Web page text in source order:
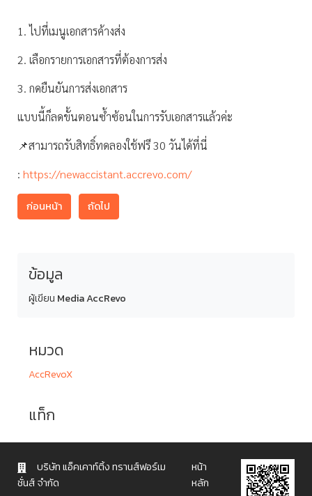
1. ไปที่เมนูเอกสารค้างส่ง
2. เลือกรายการเอกสารที่ต้องการส่ง
3. กดยืนยันการส่งเอกสาร
แบบนี้ก็ลดขั้นตอนซ้ำซ้อนในการรับเอกสารแล้วค่ะ
📌สามารถรับสิทธิ์ทดลองใช้ฟรี 30 วันได้ที่นี่
: https://newaccistant.accrevo.com/
ก่อนหน้า ถัดไป
ข้อมูล
ผู้เขียน Media AccRevo
หมวด
AccRevoX
แท็ก
บริษัท แอ็คเคาท์ติ้ง ทรานส์ฟอร์เม
ชั่นส์ จำกัด
หน้า
หลัก